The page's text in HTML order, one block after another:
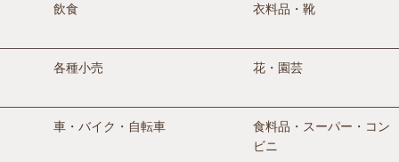
飲食 衣料品・靴
各種小売 花・園芸
車・バイク・自転車
食料品・スーパー・コン
ビニ